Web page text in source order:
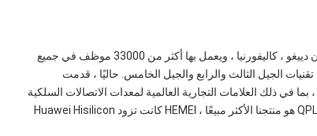
تأسست Qualcomm في عام 1985 ويقع مقرها الرئيسي في سان دييغو ، كاليفورنيا ، ويعمل بها أكثر من 33000 موظف في جميع
الجيل الثالث والرابع والجيل الخامس. حاليًا ، قدمت
في ذلك العلامات التجارية العالمية لمعدات الاتصالات السلكية
واللاسلكية والمعدات الإلكترونية الاستهلاكية. محول اقتران QPLC451 هو منتجنا الأكثر مبيعًا ، HEMEI كانت تزود Huawei Hisilicon